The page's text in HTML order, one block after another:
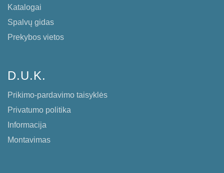
Katalogai
Spalvų gidas
Prekybos vietos
D.U.K.
Prikimo-pardavimo taisyklės
Privatumo politika
Informacija
Montavimas